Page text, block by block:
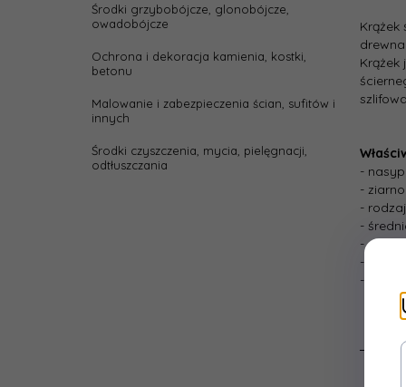
Środki grzybobójcze, glonobójcze,
owadobójcze
Ochrona i dekoracja kamienia, kostki,
betonu
Malowanie i zabezpieczenia ścian, sufitów i
innych
Środki czyszczenia, mycia, pielęgnacji,
odtłuszczania
-
-
-
-
-
-
- brak